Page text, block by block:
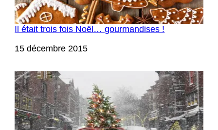
Il était trois fois Noël… gourmandises !
Date
15 décembre 2015